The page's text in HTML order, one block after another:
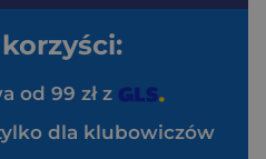
od 99 zł z
dla klubowiczów